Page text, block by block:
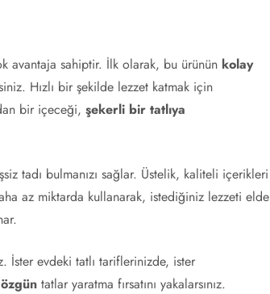
avantaja sahiptir. İlk olarak, bu ürünün kolay
Hızlı bir şekilde lezzet katmak için
bir içeceği,şekerli bir tatlıya
tadı bulmanızı sağlar. Üstelik, kaliteli içerikleri
az miktarda kullanarak, istediğiniz lezzeti elde
İster evdeki tatlı tariflerinizde, ister
özgün tatlar yaratma fırsatını yakalarsınız.